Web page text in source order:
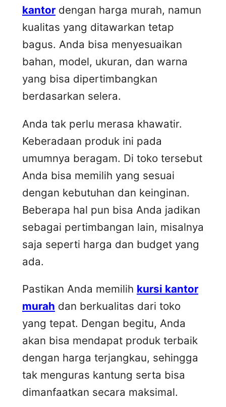
kantor dengan harga murah, namun
kualitas yang ditawarkan tetap
bagus. Anda bisa menyesuaikan
bahan, model, ukuran, dan warna
yang bisa dipertimbangkan
berdasarkan selera.
Anda tak perlu merasa khawatir.
Keberadaan produk ini pada
umumnya beragam. Di toko tersebut
Anda bisa memilih yang sesuai
dengan kebutuhan dan keinginan.
Beberapa hal pun bisa Anda jadikan
sebagai pertimbangan lain, misalnya
saja seperti harga dan budget yang
ada.
Pastikan Anda memilih kursi kantor
murah dan berkualitas dari toko
yang tepat. Dengan begitu, Anda
akan bisa mendapat produk terbaik
dengan harga terjangkau, sehingga
tak menguras kantung serta bisa
dimanfaatkan secara maksimal.